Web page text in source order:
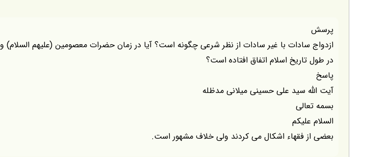
پرسش
ازدواج سادات با غیر سادات از نظر شرعی چگونه است؟ آیا در زمان حضرات معصومین (علیهم السلام) و
در طول تاریخ اسلام اتفاق افتاده است؟
پاسخ
آیت الله سید علی حسینی میلانی مدظله
بسمه تعالی
السلام علیکم
بعضی از فقهاء اشکال می کردند ولی خلاف مشهور است.